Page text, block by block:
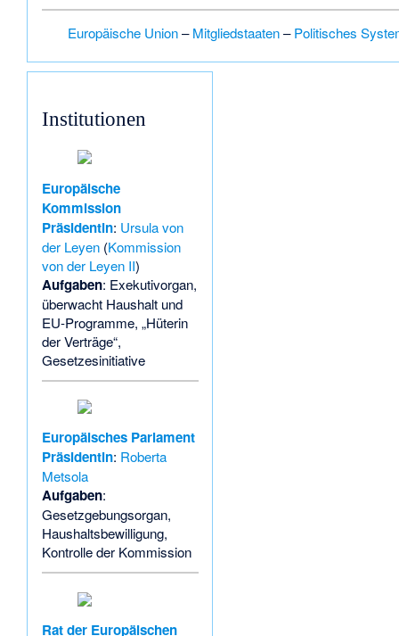
Europäische Union–Mitgliedstaaten–Politisches
Institutionen
Europäische
Kommission
Präsidentin: Ursula von
der Leyen(Kommission
von der Leyen II)
Aufgaben: Exekutivorgan,
überwacht Haushalt und
EU-Programme, „Hüterin
der Verträge“,
Gesetzesinitiative
Europäisches Parlament
Präsidentin: Roberta
Metsola
Aufgaben:
Gesetzgebungsorgan,
Haushaltsbewilligung,
Kontrolle der Kommission
Rat der Europäischen